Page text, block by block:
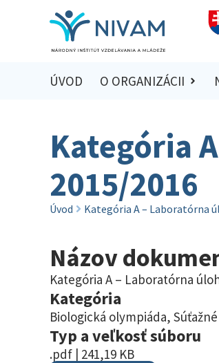
ÚVOD O ORGANIZÁCII
Kategória
2015/2016
Úvod Kategória A – Laboratórna
Názov
Kategória A – Laboratórna
Kategória
Biologická olympiáda,
Typ a veľkosť súboru
.pdf | 241,19 KB